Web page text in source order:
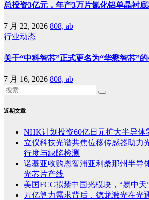
总投资3亿元，年产3万片氮化铝单晶衬
7 月 22, 2026 808, ab
行业动态
关于“中科智芯”正式更名为“华懋智芯”
7 月 16, 2026 808, ab
近期文章
NHK计划投资60亿日元扩大半导体
立仪科技光谱共焦位移传感器助力
行度与缺陷检测
诺基亚收购恩智浦亚利桑那州半导
光芯片产线
美国FCC拟禁中国光模块，“易中天
万亿算力需求背后，德龙激光在光